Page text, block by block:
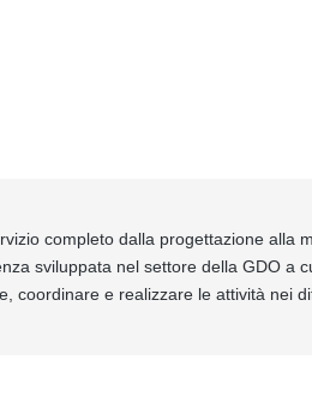
completo dalla progettazione alla
sviluppata nel settore della GDO a
coordinare e realizzare le attività nei